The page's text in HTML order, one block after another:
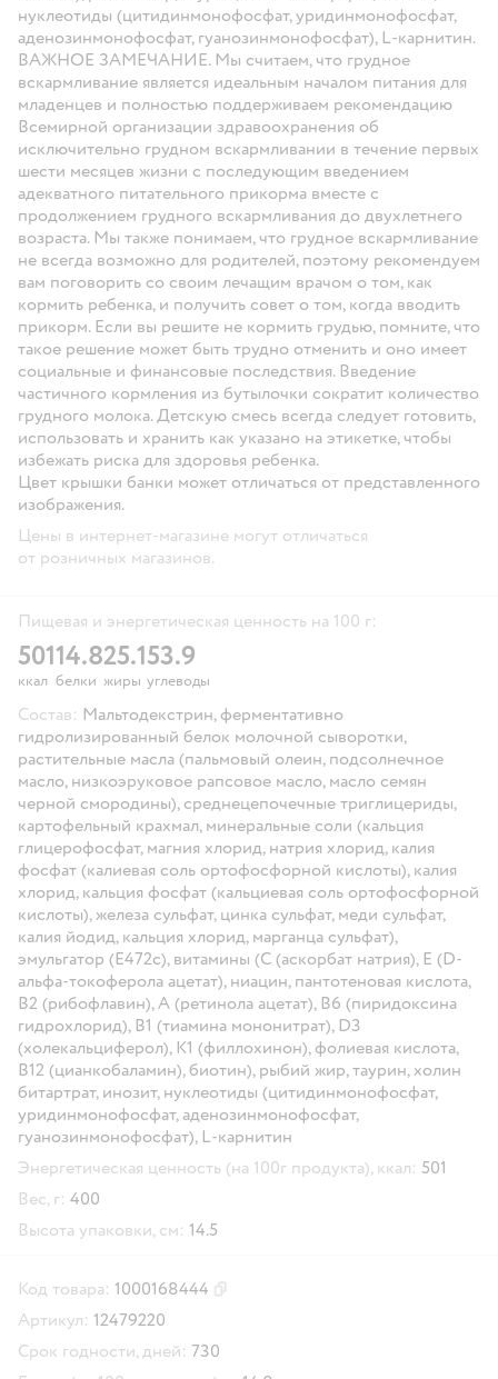
нуклеотиды (цитидинмонофосфат, уридинмонофосфат,
аденозинмонофосфат, гуанозинмонофосфат), L-карнитин.
ВАЖНОЕ ЗАМЕЧАНИЕ.Мы считаем, что грудное
вскармливание является идеальным началом питания для
младенцев и полностью поддерживаем рекомендацию
Всемирной организации здравоохранения об
исключительно грудном вскармливании в течение первых
шести месяцев жизни с последующим введением
адекватного питательного прикорма вместе с
продолжением грудного вскармливания до двухлетнего
возраста. Мы также понимаем, что грудное вскармливание
не всегда возможно для родителей, поэтому рекомендуем
вам поговорить со своим лечащим врачом о том, как
кормить ребенка, и получить совет о том, когда вводить
прикорм. Если вы решите не кормить грудью, помните, что
такое решение может быть трудно отменить и оно имеет
социальные и финансовые последствия. Введение
частичного кормления из бутылочки сократит количество
грудного молока. Детскую смесь всегда следует готовить,
использовать и хранить как указано на этикетке, чтобы
избежать риска для здоровья ребенка.
Цвет крышки банки может отличаться от представленного
изображения.
Цены в интернет-магазине могут отличаться
от розничных магазинов.
Пищевая и энергетическая ценность на 100 г:
501
ккал
14.8
белки
25.1
жиры
53.9
углеводы
Состав: Мальтодекстрин, ферментативно
гидролизированный белок молочной сыворотки,
растительные масла (пальмовый олеин, подсолнечное
масло, низкоэруковое рапсовое масло, масло семян
черной смородины), среднецепочечные триглицериды,
картофельный крахмал, минеральные соли (кальция
глицерофосфат, магния хлорид, натрия хлорид, калия
фосфат (калиевая соль ортофосфорной кислоты), калия
хлорид, кальция фосфат (кальциевая соль ортофосфорной
кислоты), железа сульфат, цинка сульфат, меди сульфат,
калия йодид, кальция хлорид, марганца сульфат),
эмульгатор (Е472с), витамины (С (аскорбат натрия), Е (D-
альфа-токоферола ацетат), ниацин, пантотеновая кислота,
В2 (рибофлавин), А (ретинола ацетат), В6 (пиридоксина
гидрохлорид), B1 (тиамина мононитрат), D3
(холекальциферол), К1 (филлохинон), фолиевая кислота,
В12 (цианкобаламин), биотин), рыбий жир, таурин, холин
битартрат, инозит, нуклеотиды (цитидинмонофосфат,
уридинмонофосфат, аденозинмонофосфат,
гуанозинмонофосфат), L-карнитин
Энергетическая ценность (на 100г продукта), ккал: 501
Вес, г: 400
Высота упаковки, см: 14.5
Код товара: 1000168444
Артикул: 12479220
Срок годности, дней: 730